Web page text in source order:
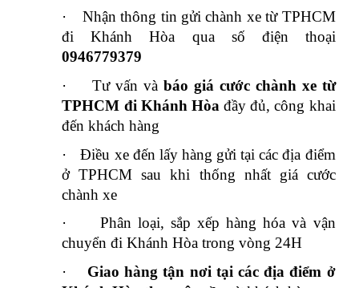
·
Nhận thông tin gửi chành xe từ TPHCM
đi Khánh Hòa qua số điện thoại
0946779379
·
Tư vấn và báo giá cước chành xe từ
TPHCM đi Khánh Hòa đầy đủ, công khai
đến khách hàng
·
Điều xe đến lấy hàng gửi tại các địa điểm
ở TPHCM sau khi thống nhất giá cước
chành xe
·
Phân loại, sắp xếp hàng hóa và vận
chuyển đi Khánh Hòa trong vòng 24H
·
Giao hàng tận nơi tại các địa điểm ở